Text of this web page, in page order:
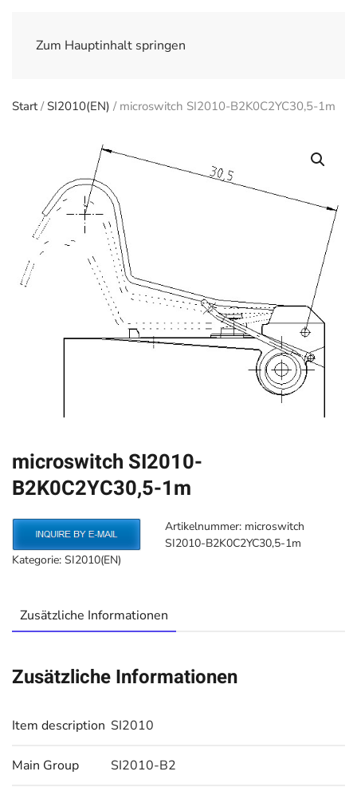
Zum Hauptinhalt springen
Start/ SI2010(EN) / microswitch SI2010-B2K0C2YC30,5-1m
microswitch SI2010-
B2K0C2YC30,5-1m
Artikelnummer: microswitch
SI2010-B2K0C2YC30,5-1m
Kategorie: SI2010(EN)
Zusätzliche Informationen
Zusätzliche Informationen
Item description SI2010
Main Group SI2010-B2